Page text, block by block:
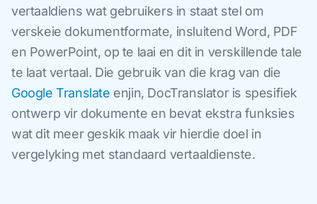
vertaaldiens wat gebruikers in staat stel om
verskeie dokumentformate, insluitend Word, PDF
en PowerPoint, op te laai en dit in verskillende tale
te laat vertaal. Die gebruik van die krag van die
Google Translate enjin, DocTranslator is spesifiek
ontwerp vir dokumente en bevat ekstra funksies
wat dit meer geskik maak vir hierdie doel in
vergelyking met standaard vertaaldienste.